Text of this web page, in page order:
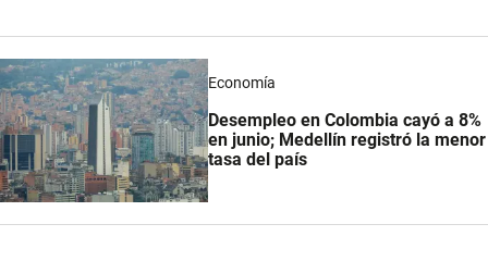
Economía
Desempleo en Colombia cayó a 8%
en junio; Medellín registró la menor
tasa del país